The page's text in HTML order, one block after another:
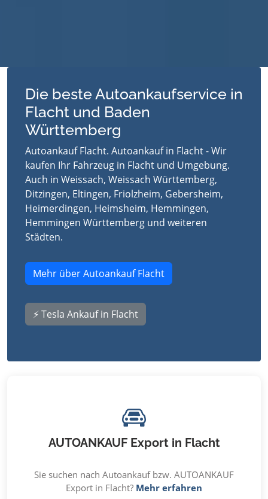
Die beste Autoankaufservice in
Flacht und Baden
Württemberg
Autoankauf Flacht. Autoankauf in Flacht - Wir
kaufen Ihr Fahrzeug in Flacht und Umgebung.
Auch in Weissach, Weissach Württemberg,
Ditzingen, Eltingen, Friolzheim, Gebersheim,
Heimerdingen, Heimsheim, Hemmingen,
Hemmingen Württemberg und weiteren
Städten.
Mehr über Autoankauf Flacht
⚡ Tesla Ankauf in Flacht
AUTOANKAUF Export in Flacht
Sie suchen nach Autoankauf bzw. AUTOANKAUF
Export in Flacht? Mehr erfahren